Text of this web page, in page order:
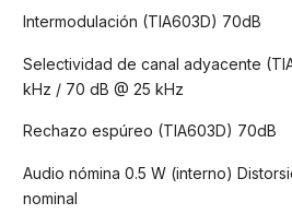
Intermodulación (TIA603D) 70dB
Selectividad de canal adyacente
kHz / 70 dB @ 25 kHz
Rechazo espúreo (TIA603D) 70dB
Audio nómina 0.5 W (interno)
nominal